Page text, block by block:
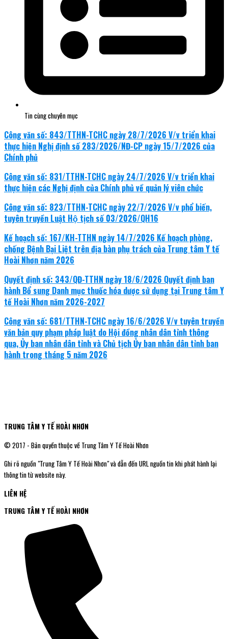
Tin cùng chuyên mục
Công văn số: 843/TTHN-TCHC ngày 28/7/2026 V/v triển khai
thực hiện Nghị định số 283/2026/NĐ-CP ngày 15/7/2026 của
Chính phủ
Công văn số: 831/TTHN-TCHC ngày 24/7/2026 V/v triển khai
thực hiện các Nghị định của Chính phủ về quản lý viên chức
Công văn số: 823/TTHN-TCHC ngày 22/7/2026 V/v phổ biến,
tuyên truyền Luật Hộ tịch số 03/2026/QH16
Kế hoạch số: 167/KH-TTHN ngày 14/7/2026 Kế hoạch phòng,
chống Bệnh Bại Liệt trên địa bàn phụ trách của Trung tâm Y tế
Hoài Nhơn năm 2026
Quyết định số: 343/QĐ-TTHN ngày 18/6/2026 Quyết định ban
hành Bổ sung Danh mục thuốc hóa dược sử dụng tại Trung tâm Y
tế Hoài Nhơn năm 2026-2027
Công văn số: 681/TTHN-TCHC ngày 16/6/2026 V/v tuyên truyền
văn bản quy phạm pháp luật do Hội đồng nhân dân tỉnh thông
qua, Ủy ban nhân dân tỉnh và Chủ tịch Ủy ban nhân dân tỉnh ban
hành trong tháng 5 năm 2026
TRUNG TÂM Y TẾ HOÀI NHƠN
© 2017 - Bản quyền thuộc về Trung Tâm Y Tế Hoài Nhơn
Ghi rõ nguồn "Trung Tâm Y Tế Hoài Nhơn" và dẫn đến URL nguồn tin khi phát hành lại
thông tin từ website này.
LIÊN HỆ
TRUNG TÂM Y TẾ HOÀI NHƠN